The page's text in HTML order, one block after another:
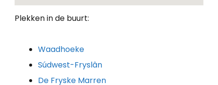
Plekken in de buurt:
Waadhoeke
Súdwest-Fryslân
De Fryske Marren